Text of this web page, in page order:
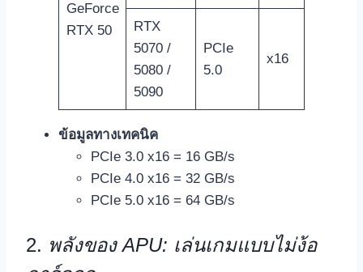
GeForce
RTX 50
RTX
5070 /
5080 /
5090
PCIe
5.0
x16
ข้อมูลทางเทคนิค
PCIe 3.0 x16 = 16 GB/s
PCIe 4.0 x16 = 32 GB/s
PCIe 5.0 x16 = 64 GB/s
2. พลังของ APU: เล่นเกมแบบไม่ง้อ